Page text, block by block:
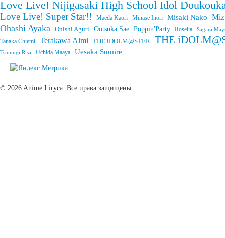
Love Live! Nijigasaki High School Idol
Love Live! Super Star!! Maeda Kaori Minase Inori Misaki Nako
Ohashi Ayaka Onishi Aguri Ootsuka Sae Poppin'Party Roselia Sagara
Tanaka Chiemi Terakawa Aimi THE iDOLM@STER THE
Tsumugi Risa Uchida Maaya Uesaka Sumire
© 2026 Anime Liryca. Все права защищены.